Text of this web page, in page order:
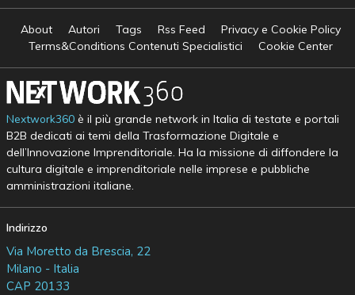
About Autori Tags Rss Feed
Privacy e Cookie Policy
Terms&Conditions Contenuti Specialistici
Cookie Center
Nextwork360è il più grande network in Italia di testate e portali
B2B dedicati ai temi della Trasformazione Digitale e
dell’Innovazione Imprenditoriale. Ha la missione di diffondere la
cultura digitale e imprenditoriale nelle imprese e pubbliche
amministrazioni italiane.
Indirizzo
Via Moretto da Brescia, 22
Milano - Italia
CAP 20133